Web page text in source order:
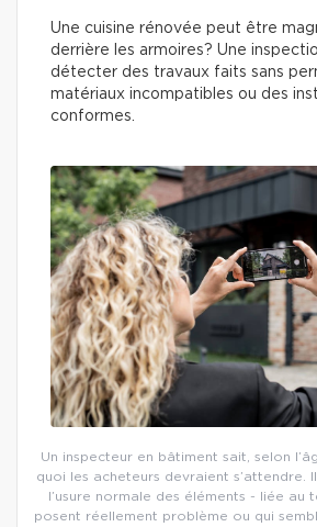
Une cuisine rénovée peut être
derrière les armoires? Une
détecter des travaux faits sans
matériaux incompatibles ou des
conformes.
Un inspecteur en bâtiment sait, selon
quoi les acheteurs devraient s’attendre.
l’usure normale des éléments - liée au
posent réellement problème ou qui